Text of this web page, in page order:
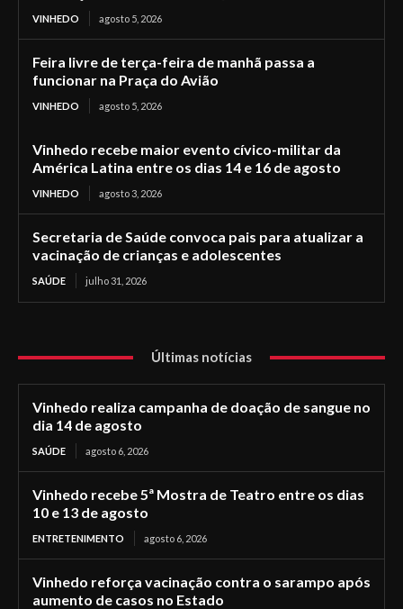
VINHEDO agosto 5, 2026
Feira livre de terça-feira de manhã passa a
funcionar na Praça do Avião
VINHEDO agosto 5, 2026
Vinhedo recebe maior evento cívico-militar da
América Latina entre os dias 14 e 16 de agosto
VINHEDO agosto 3, 2026
Secretaria de Saúde convoca pais para atualizar a
vacinação de crianças e adolescentes
SAÚDE julho 31, 2026
Últimas notícias
Vinhedo realiza campanha de doação de sangue no
dia 14 de agosto
SAÚDE agosto 6, 2026
Vinhedo recebe 5ª Mostra de Teatro entre os dias
10 e 13 de agosto
ENTRETENIMENTO agosto 6, 2026
Vinhedo reforça vacinação contra o sarampo após
aumento de casos no Estado